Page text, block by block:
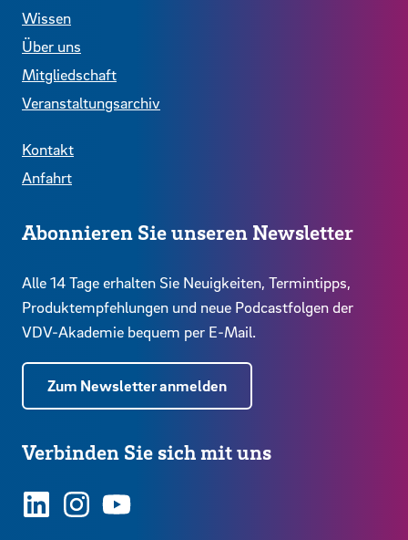
Abonnieren Sie unseren Newsletter
Alle 14 Tage erhalten Sie Neuigkeiten, Termintipps,
Produktempfehlungen und neue Podcastfolgen der
VDV-Akademie bequem per E-Mail.
Zum Newsletter anmelden
Verbinden Sie sich mit uns
LinkedInInstagram
YouTube
Wissen
Über uns
Mitgliedschaft
Veranstaltungsarchiv
Kontakt
Anfahrt